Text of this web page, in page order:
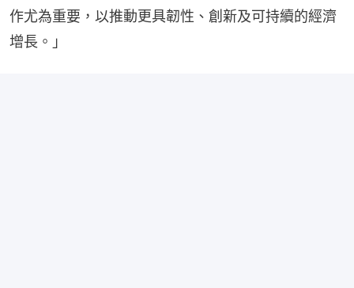
作尤為重要，以推動更具韌性、創新及可持續的經濟
增長。」